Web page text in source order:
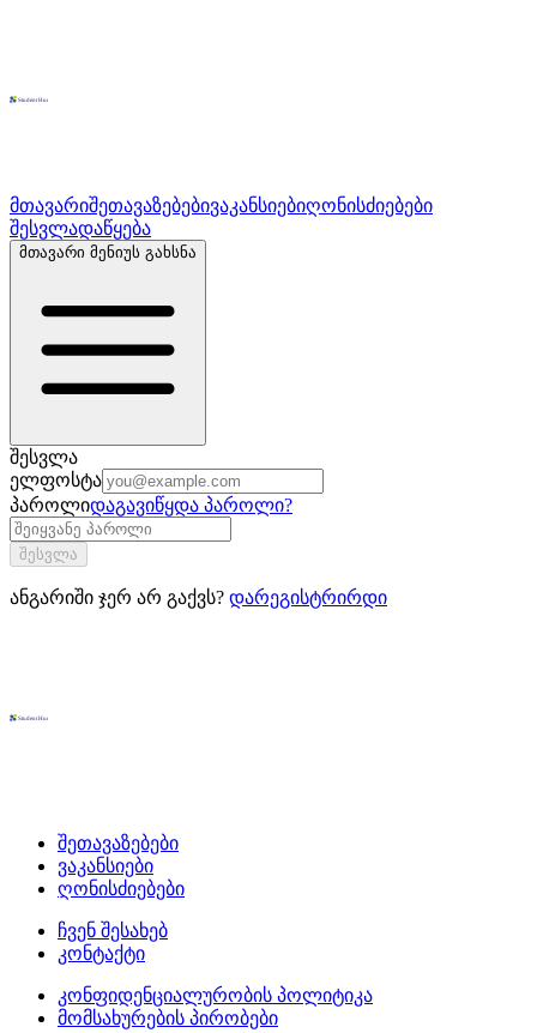
მთავარიშეთავაზებებივაკანსიებიღონისძიებები
შესვლადაწყება
მთავარი მენიუს გახსნა
შესვლა
ელფოსტა
პაროლიდაგავიწყდა პაროლი?
შესვლა
ანგარიში ჯერ არ გაქვს? დარეგისტრირდი
შეთავაზებები
ვაკანსიები
ღონისძიებები
ჩვენ შესახებ
კონტაქტი
კონფიდენციალურობის პოლიტიკა
მომსახურების პირობები